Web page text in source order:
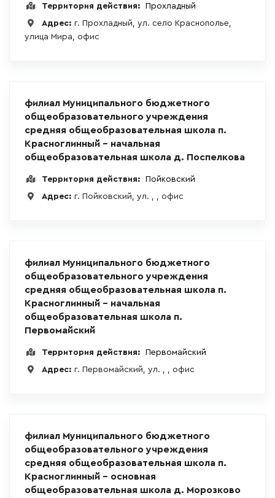
Территория действия:
Прохладный
Адрес: г. Прохладный, ул. село Краснополье,
улица Мира, офис
филиал Муниципального бюджетного
общеобразовательного учреждения
средняя общеобразовательная школа п.
Красноглинный - начальная
общеобразовательная школа д. Поспелкова
Территория действия:
Пойковский
Адрес: г. Пойковский, ул. , , офис
филиал Муниципального бюджетного
общеобразовательного учреждения
средняя общеобразовательная школа п.
Красноглинный - начальная
общеобразовательная школа п.
Первомайский
Территория действия:
Первомайский
Адрес: г. Первомайский, ул. , , офис
филиал Муниципального бюджетного
общеобразовательного учреждения
средняя общеобразовательная школа п.
Красноглинный - основная
общеобразовательная школа д. Морозково